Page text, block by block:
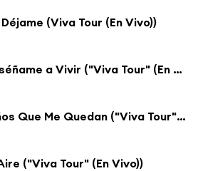
(Viva Tour (En Vivo))
Como / Enséñame a Vivir ("Viva Tour" (En Vivo))
Con los Años Que Me Quedan ("Viva Tour" (En Vivo)) [feat. Leonel García, Samo & Jesús Navarro]
("Viva Tour" (En Vivo))